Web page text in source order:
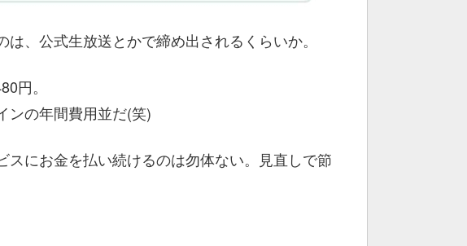
、公式生放送とかで締め出されるくらいか。
円。
ンの年間費用並だ(笑)
スにお金を払い続けるのは勿体ない。見直しで節